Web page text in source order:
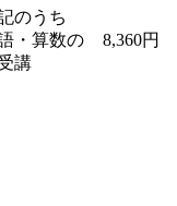
記のうち
・算数の
講
8,360円